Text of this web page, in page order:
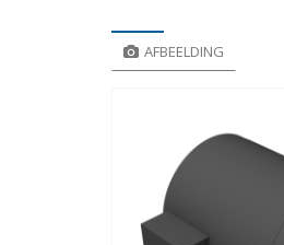
AFBEELDING